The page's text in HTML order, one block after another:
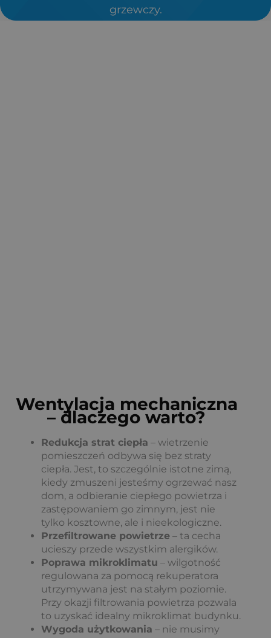
grzewczy.
Wentylacja mechaniczna
– dlaczego warto?
Redukcja strat ciepła – wietrzenie
pomieszczeń odbywa się bez straty
ciepła. Jest, to szczególnie istotne zimą,
kiedy zmuszeni jesteśmy ogrzewać nasz
dom, a odbieranie ciepłego powietrza i
zastępowaniem go zimnym, jest nie
tylko kosztowne, ale i nieekologiczne.
Przefiltrowane powietrze – ta cecha
ucieszy przede wszystkim alergików.
Poprawa mikroklimatu – wilgotność
regulowana za pomocą rekuperatora
utrzymywana jest na stałym poziomie.
Przy okazji filtrowania powietrza pozwala
to uzyskać idealny mikroklimat budynku.
Wygoda użytkowania – nie musimy